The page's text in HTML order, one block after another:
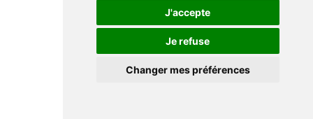
J'accepte
Je refuse
Changer mes préférences